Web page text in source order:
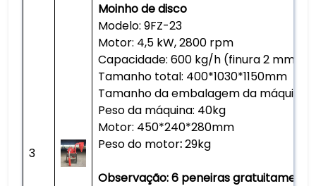
3
Moinho de disco
Modelo: 9FZ-23
Motor: 4,5 kW, 2800 rpm
Capacidade: 600 kg/h (finura 2 mm)
Tamanho total: 400*1030*1150mm
Tamanho da embalagem da
Peso da máquina: 40kg
Motor: 450*240*280mm
Peso do motor:29kg
Observação: 6 peneiras gratuitamente